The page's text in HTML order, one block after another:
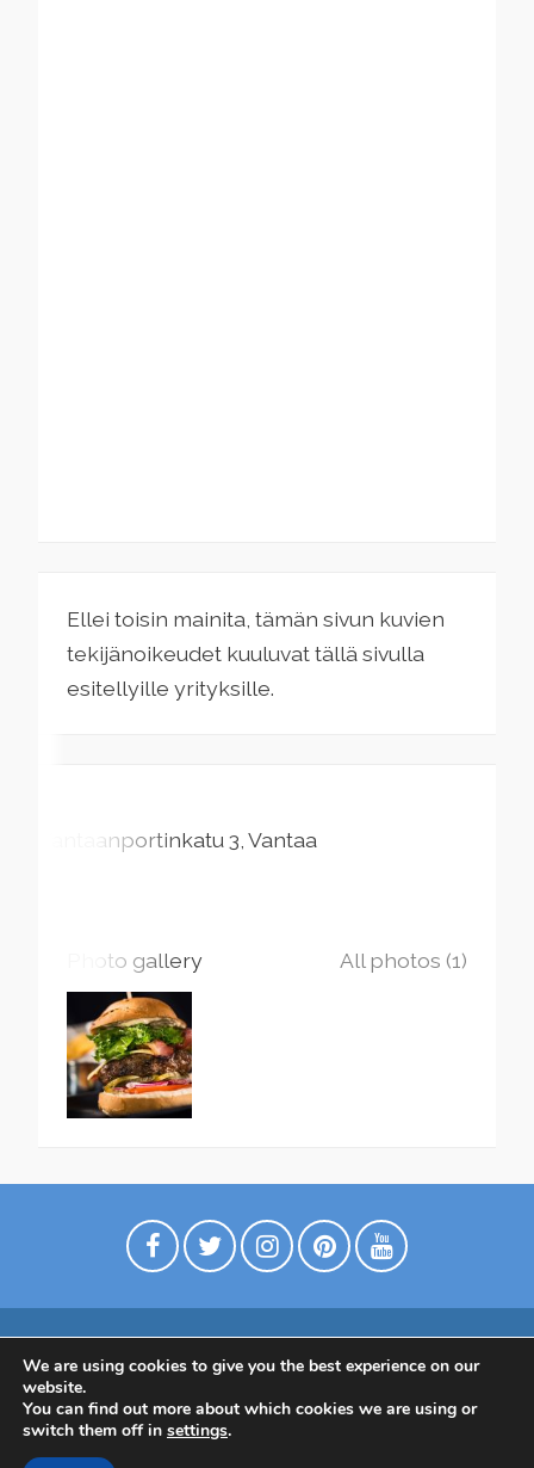
Ellei toisin mainita, tämän sivun kuvien
tekijänoikeudet kuuluvat tällä sivulla
esitellyille yrityksille.
Vantaanportinkatu3 Vantaa
Photo gallery All photos (1)
Digimarkkinointia matkailuyrityksille
Tietoa meistä
Ota yhtettä
Tietosuojaseloste
Tietoa Suomesta
We are using cookies to give you the best experience on our
website.
You can find out more about which cookies we are using or
switch them off in settings.